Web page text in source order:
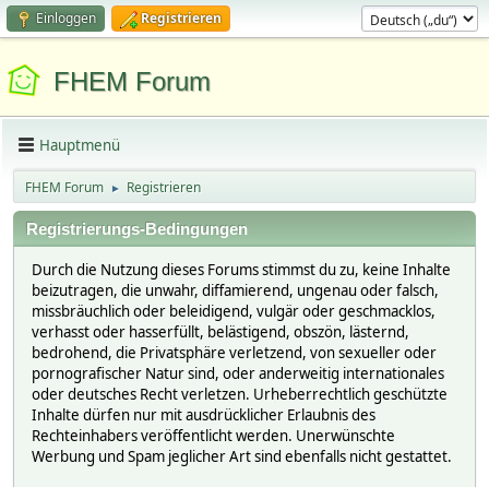
Einloggen Registrieren
FHEM Forum
Hauptmenü
FHEM Forum ► Registrieren
Registrierungs-Bedingungen
Durch die Nutzung dieses Forums stimmst du zu, keine Inhalte
beizutragen, die unwahr, diffamierend, ungenau oder falsch,
missbräuchlich oder beleidigend, vulgär oder geschmacklos,
verhasst oder hasserfüllt, belästigend, obszön, lästernd,
bedrohend, die Privatsphäre verletzend, von sexueller oder
pornografischer Natur sind, oder anderweitig internationales
oder deutsches Recht verletzen. Urheberrechtlich geschützte
Inhalte dürfen nur mit ausdrücklicher Erlaubnis des
Rechteinhabers veröffentlicht werden. Unerwünschte
Werbung und Spam jeglicher Art sind ebenfalls nicht gestattet.